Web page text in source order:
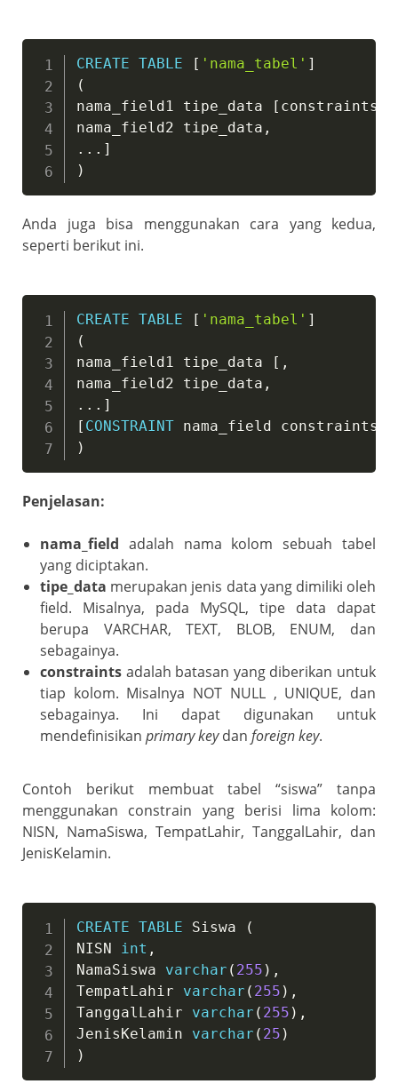
CREATE TABLE [ 'nama_tabel' ]
(
nama_field1 tipe_data
[ constraints
nama_field2 tipe_data ,
. . . ]
)
Anda juga bisa menggunakan cara yang kedua,
seperti berikut ini.
CREATE TABLE [ 'nama_tabel' ]
(
nama_field1 tipe_data
[ ,
nama_field2 tipe_data ,
. . . ]
[ CONSTRAINT nama_field constraints
)
Penjelasan:
nama_field adalah nama kolom sebuah tabel
yang diciptakan.
tipe_data merupakan jenis data yang dimiliki oleh
field. Misalnya, pada MySQL, tipe data dapat
berupa VARCHAR, TEXT, BLOB, ENUM, dan
sebagainya.
constraints adalah batasan yang diberikan untuk
tiap kolom. Misalnya NOT NULL , UNIQUE, dan
sebagainya. Ini dapat digunakan untuk
mendefinisikan primary keydan foreign key.
Contoh berikut membuat tabel “siswa” tanpa
menggunakan constrain yang berisi lima kolom:
NISN, NamaSiswa, TempatLahir, TanggalLahir, dan
JenisKelamin.
CREATE TABLE Siswa
(
NISN
int ,
NamaSiswa varchar ( 255 ) ,
TempatLahir varchar ( 255 ) ,
TanggalLahir varchar ( 255 ) ,
JenisKelamin varchar ( 25 )
)